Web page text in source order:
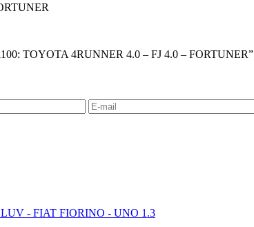
TOYOTA 4RUNNER 4.0 – FJ 4.0 – FORTUNER”